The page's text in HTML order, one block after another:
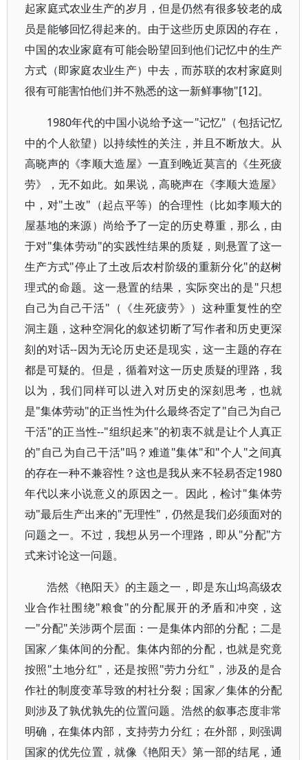
起家庭式农业生产的岁月，但是仍然有很多较老的成
员是能够回忆得起来的。由于这些历史原因的存在，
中国的农业家庭有可能会盼望回到他们记忆中的生产
方式（即家庭农业生产）中去，而苏联的农村家庭则
很有可能害怕他们并不熟悉的这一新鲜事物"[12]。
1980年代的中国小说给予这一"记忆"（包括记忆
中的个人欲望）以持续性的关注，并且不断放大。从
高晓声的《李顺大造屋》一直到晚近莫言的《生死疲
劳》，无不如此。如果说，高晓声在《李顺大造屋》
中，对"土改"（起点平等）的合理性（比如李顺大的
屋基地的来源）尚给予了一定的历史尊重，那么，由
于对"集体劳动"的实践性结果的质疑，则悬置了这一
生产方式"停止了土改后农村阶级的重新分化"的赵树
理式的命题。这一悬置的结果，实际突出的是"只想
自己为自己干活"（《生死疲劳》）这种重复性的空
洞主题，这种空洞化的叙述切断了写作者和历史更深
刻的对话--因为无论历史还是现实，这一主题的存在
都是可疑的。但是，循着对这一历史质疑的理路，我
以为，我们同样可以进入对历史的深刻思考，也就
是"集体劳动"的正当性为什么最终否定了"自己为自己
干活"的正当性--"组织起来"的初衷不就是让个人真正
的"自己为自己干活"吗？难道"集体"和"个人"之间真
的存在一种不兼容性？这也是我从来不轻易否定1980
年代以来小说意义的原因之一。因此，检讨"集体劳
动"最后生产出来的"无理性"，仍然是我们必须面对的
问题之一。不过，我想从另一个理路，即从"分配"方
式来讨论这一问题。
浩然《艳阳天》的主题之一，即是东山坞高级农
业合作社围绕"粮食"的分配展开的矛盾和冲突，这
一"分配"关涉两个层面：一是集体内部的分配；二是
国家／集体间的分配。集体内部的分配，也就是究竟
按照"土地分红"，还是按照"劳力分红"，涉及的是合
作社的制度变革导致的村社分裂；国家／集体的分配
则涉及了孰优孰先的位置问题。浩然的叙事态度非常
明确，在集体内部，支持劳力分红；在外部，则强调
国家的优先位置，就像《艳阳天》第一部的结尾，通